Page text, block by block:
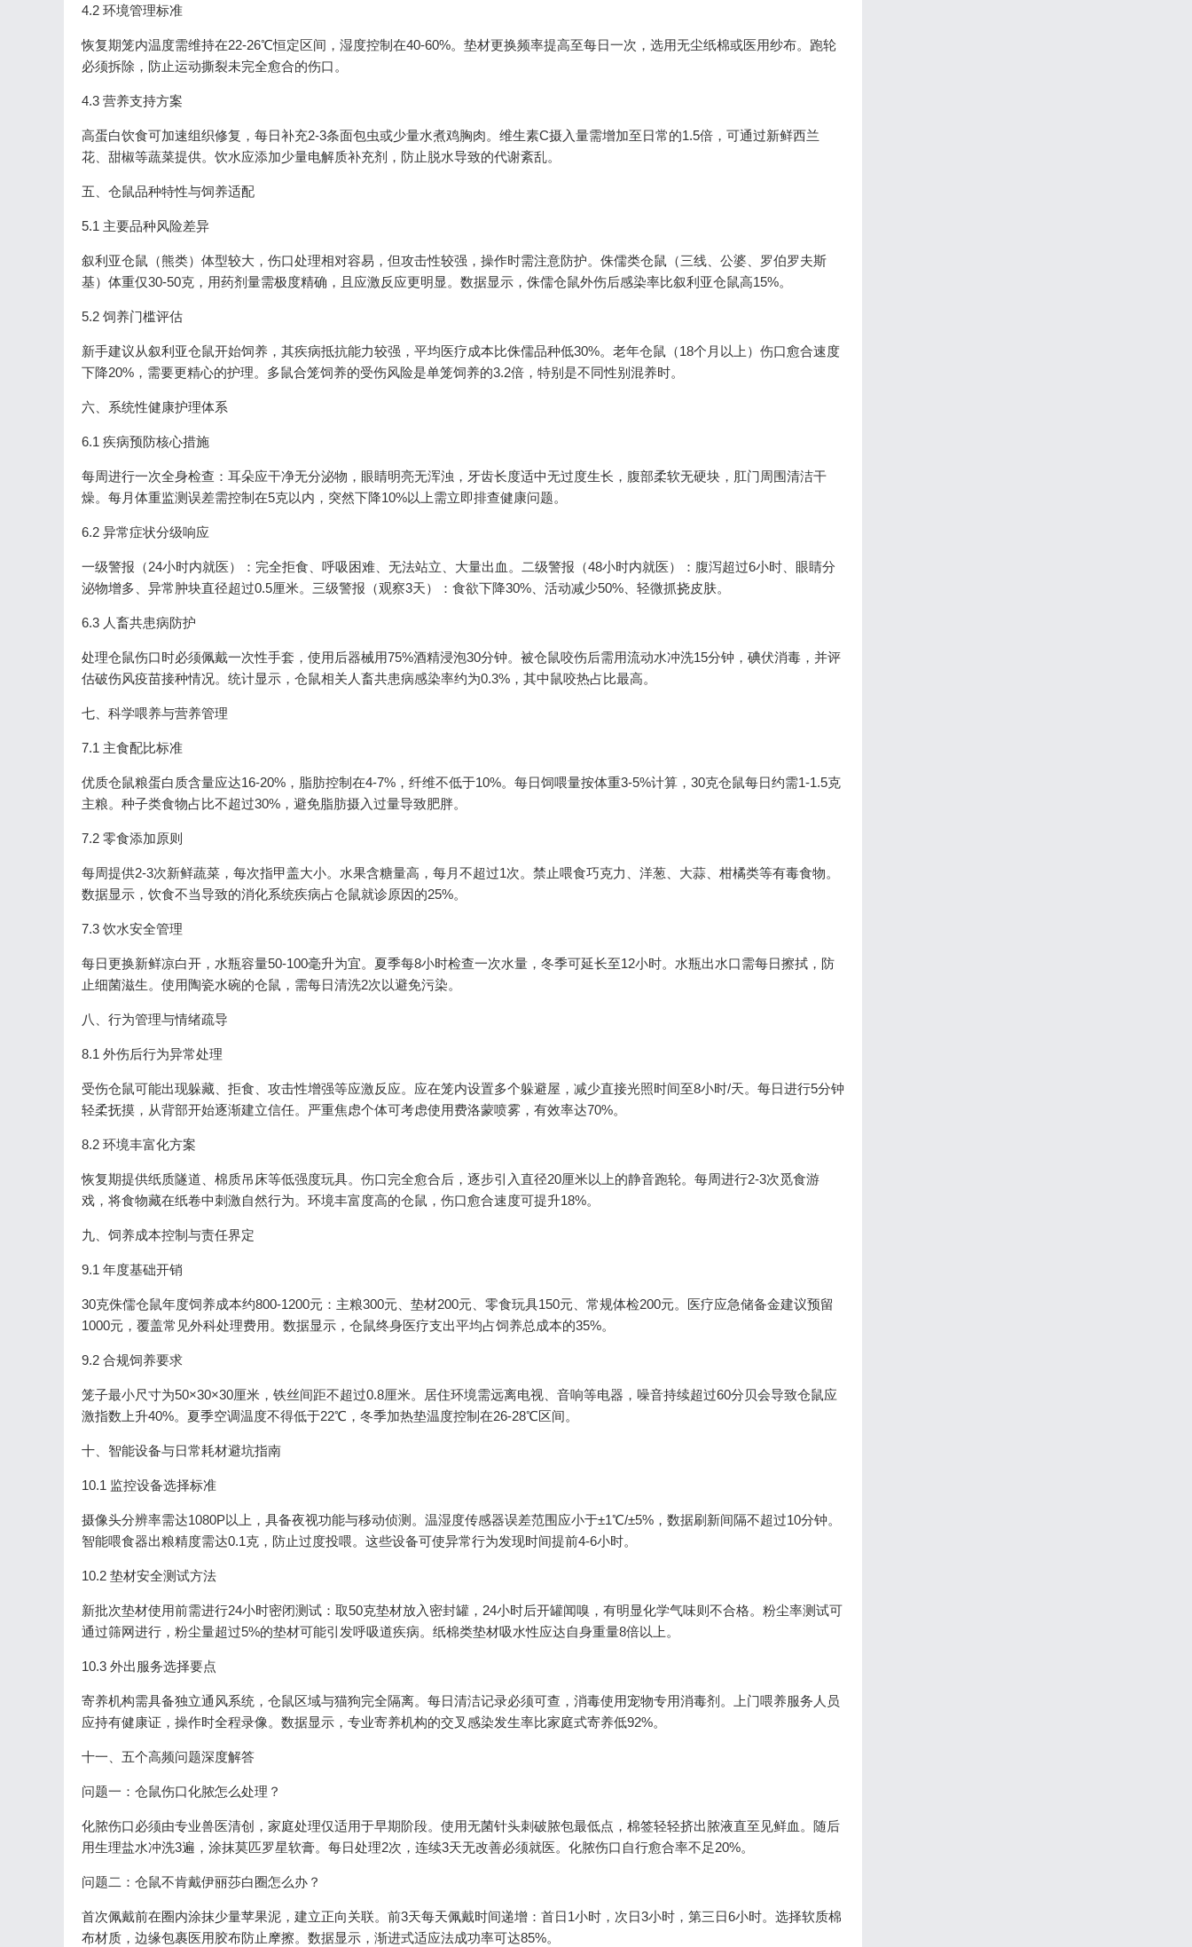
4.2 环境管理标准
恢复期笼内温度需维持在22-26℃恒定区间，湿度控制在40-60%。垫材更换频率提高至每日一次，选用无尘纸棉或医用纱布。跑轮
必须拆除，防止运动撕裂未完全愈合的伤口。
4.3 营养支持方案
高蛋白饮食可加速组织修复，每日补充2-3条面包虫或少量水煮鸡胸肉。维生素C摄入量需增加至日常的1.5倍，可通过新鲜西兰
花、甜椒等蔬菜提供。饮水应添加少量电解质补充剂，防止脱水导致的代谢紊乱。
五、仓鼠品种特性与饲养适配
5.1 主要品种风险差异
叙利亚仓鼠（熊类）体型较大，伤口处理相对容易，但攻击性较强，操作时需注意防护。侏儒类仓鼠（三线、公婆、罗伯罗夫斯
基）体重仅30-50克，用药剂量需极度精确，且应激反应更明显。数据显示，侏儒仓鼠外伤后感染率比叙利亚仓鼠高15%。
5.2 饲养门槛评估
新手建议从叙利亚仓鼠开始饲养，其疾病抵抗能力较强，平均医疗成本比侏儒品种低30%。老年仓鼠（18个月以上）伤口愈合速度
下降20%，需要更精心的护理。多鼠合笼饲养的受伤风险是单笼饲养的3.2倍，特别是不同性别混养时。
六、系统性健康护理体系
6.1 疾病预防核心措施
每周进行一次全身检查：耳朵应干净无分泌物，眼睛明亮无浑浊，牙齿长度适中无过度生长，腹部柔软无硬块，肛门周围清洁干
燥。每月体重监测误差需控制在5克以内，突然下降10%以上需立即排查健康问题。
6.2 异常症状分级响应
一级警报（24小时内就医）：完全拒食、呼吸困难、无法站立、大量出血。二级警报（48小时内就医）：腹泻超过6小时、眼睛分
泌物增多、异常肿块直径超过0.5厘米。三级警报（观察3天）：食欲下降30%、活动减少50%、轻微抓挠皮肤。
6.3 人畜共患病防护
处理仓鼠伤口时必须佩戴一次性手套，使用后器械用75%酒精浸泡30分钟。被仓鼠咬伤后需用流动水冲洗15分钟，碘伏消毒，并评
估破伤风疫苗接种情况。统计显示，仓鼠相关人畜共患病感染率约为0.3%，其中鼠咬热占比最高。
七、科学喂养与营养管理
7.1 主食配比标准
优质仓鼠粮蛋白质含量应达16-20%，脂肪控制在4-7%，纤维不低于10%。每日饲喂量按体重3-5%计算，30克仓鼠每日约需1-1.5克
主粮。种子类食物占比不超过30%，避免脂肪摄入过量导致肥胖。
7.2 零食添加原则
每周提供2-3次新鲜蔬菜，每次指甲盖大小。水果含糖量高，每月不超过1次。禁止喂食巧克力、洋葱、大蒜、柑橘类等有毒食物。
数据显示，饮食不当导致的消化系统疾病占仓鼠就诊原因的25%。
7.3 饮水安全管理
每日更换新鲜凉白开，水瓶容量50-100毫升为宜。夏季每8小时检查一次水量，冬季可延长至12小时。水瓶出水口需每日擦拭，防
止细菌滋生。使用陶瓷水碗的仓鼠，需每日清洗2次以避免污染。
八、行为管理与情绪疏导
8.1 外伤后行为异常处理
受伤仓鼠可能出现躲藏、拒食、攻击性增强等应激反应。应在笼内设置多个躲避屋，减少直接光照时间至8小时/天。每日进行5分钟
轻柔抚摸，从背部开始逐渐建立信任。严重焦虑个体可考虑使用费洛蒙喷雾，有效率达70%。
8.2 环境丰富化方案
恢复期提供纸质隧道、棉质吊床等低强度玩具。伤口完全愈合后，逐步引入直径20厘米以上的静音跑轮。每周进行2-3次觅食游
戏，将食物藏在纸卷中刺激自然行为。环境丰富度高的仓鼠，伤口愈合速度可提升18%。
九、饲养成本控制与责任界定
9.1 年度基础开销
30克侏儒仓鼠年度饲养成本约800-1200元：主粮300元、垫材200元、零食玩具150元、常规体检200元。医疗应急储备金建议预留
1000元，覆盖常见外科处理费用。数据显示，仓鼠终身医疗支出平均占饲养总成本的35%。
9.2 合规饲养要求
笼子最小尺寸为50×30×30厘米，铁丝间距不超过0.8厘米。居住环境需远离电视、音响等电器，噪音持续超过60分贝会导致仓鼠应
激指数上升40%。夏季空调温度不得低于22℃，冬季加热垫温度控制在26-28℃区间。
十、智能设备与日常耗材避坑指南
10.1 监控设备选择标准
摄像头分辨率需达1080P以上，具备夜视功能与移动侦测。温湿度传感器误差范围应小于±1℃/±5%，数据刷新间隔不超过10分钟。
智能喂食器出粮精度需达0.1克，防止过度投喂。这些设备可使异常行为发现时间提前4-6小时。
10.2 垫材安全测试方法
新批次垫材使用前需进行24小时密闭测试：取50克垫材放入密封罐，24小时后开罐闻嗅，有明显化学气味则不合格。粉尘率测试可
通过筛网进行，粉尘量超过5%的垫材可能引发呼吸道疾病。纸棉类垫材吸水性应达自身重量8倍以上。
10.3 外出服务选择要点
寄养机构需具备独立通风系统，仓鼠区域与猫狗完全隔离。每日清洁记录必须可查，消毒使用宠物专用消毒剂。上门喂养服务人员
应持有健康证，操作时全程录像。数据显示，专业寄养机构的交叉感染发生率比家庭式寄养低92%。
十一、五个高频问题深度解答
问题一：仓鼠伤口化脓怎么处理？
化脓伤口必须由专业兽医清创，家庭处理仅适用于早期阶段。使用无菌针头刺破脓包最低点，棉签轻轻挤出脓液直至见鲜血。随后
用生理盐水冲洗3遍，涂抹莫匹罗星软膏。每日处理2次，连续3天无改善必须就医。化脓伤口自行愈合率不足20%。
问题二：仓鼠不肯戴伊丽莎白圈怎么办？
首次佩戴前在圈内涂抹少量苹果泥，建立正向关联。前3天每天佩戴时间递增：首日1小时，次日3小时，第三日6小时。选择软质棉
布材质，边缘包裹医用胶布防止摩擦。数据显示，渐进式适应法成功率可达85%。